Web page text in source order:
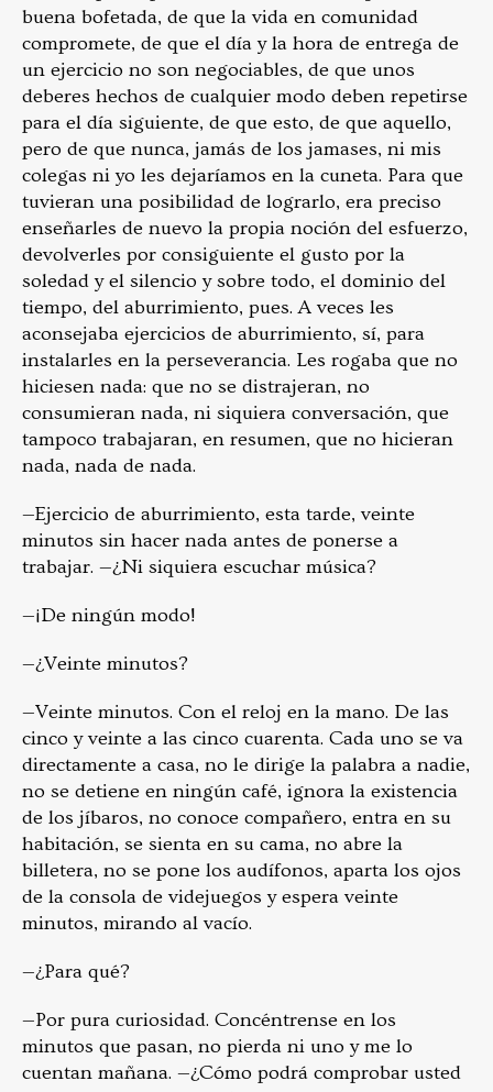
buena bofetada, de que la vida en comunidad
compromete, de que el día y la hora de entrega de
un ejercicio no son negociables, de que unos
deberes hechos de cualquier modo deben repetirse
para el día siguiente, de que esto, de que aquello,
pero de que nunca, jamás de los jamases, ni mis
colegas ni yo les dejaríamos en la cuneta. Para que
tuvieran una posibilidad de lograrlo, era preciso
enseñarles de nuevo la propia noción del esfuerzo,
devolverles por consiguiente el gusto por la
soledad y el silencio y sobre todo, el dominio del
tiempo, del aburrimiento, pues. A veces les
aconsejaba ejercicios de aburrimiento, sí, para
instalarles en la perseverancia. Les rogaba que no
hiciesen nada: que no se distrajeran, no
consumieran nada, ni siquiera conversación, que
tampoco trabajaran, en resumen, que no hicieran
nada, nada de nada.
—Ejercicio de aburrimiento, esta tarde, veinte
minutos sin hacer nada antes de ponerse a
trabajar. —¿Ni siquiera escuchar música?
—¡De ningún modo!
—¿Veinte minutos?
—Veinte minutos. Con el reloj en la mano. De las
cinco y veinte a las cinco cuarenta. Cada uno se va
directamente a casa, no le dirige la palabra a nadie,
no se detiene en ningún café, ignora la existencia
de los jíbaros, no conoce compañero, entra en su
habitación, se sienta en su cama, no abre la
billetera, no se pone los audífonos, aparta los ojos
de la consola de videjuegos y espera veinte
minutos, mirando al vacío.
—¿Para qué?
—Por pura curiosidad. Concéntrense en los
minutos que pasan, no pierda ni uno y me lo
cuentan mañana. —¿Cómo podrá comprobar usted